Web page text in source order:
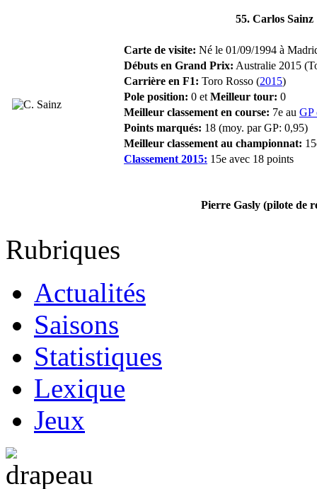
55. Carlos Sainz
Carte de visite: Né le 01/09/1994 à
Débuts en Grand Prix: Australie 2015
Carrière en F1: Toro Rosso (2015)
Pole position: 0 et Meilleur tour: 0
Meilleur classement en course: 7e au GP
Points marqués: 18 (moy. par GP: 0,95)
Meilleur classement au championnat:
Classement 2015: 15e avec 18 points
Pierre Gasly (pilote de
Rubriques
Actualités
Saisons
Statistiques
Lexique
Jeux